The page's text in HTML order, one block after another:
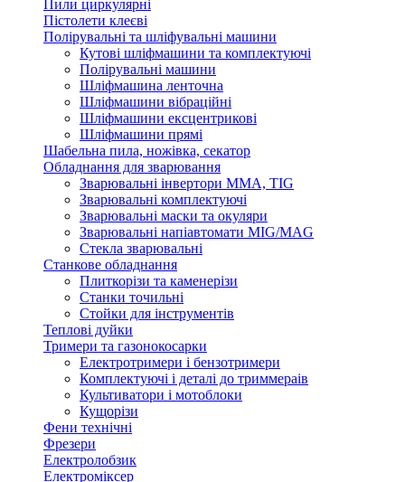
Пили циркулярні
Пістолети клеєві
Полірувальні та шліфувальні машини
Кутові шліфмашини та комплектуючі
Полірувальні машини
Шліфмашина ленточна
Шліфмашини вібраційні
Шліфмашини ексцентрикові
Шліфмашини прямі
Шабельна пила, ножівка, секатор
Обладнання для зварювання
Зварювальні інвертори ММА, TIG
Зварювальні комплектуючі
Зварювальні маски та окуляри
Зварювальні напіавтомати MIG/MAG
Стекла зварювальні
Станкове обладнання
Плиткорізи та каменерізи
Станки точильні
Стойки для інструментів
Теплові дуйки
Тримери та газонокосарки
Електротримери і бензотримери
Комплектуючі і деталі до триммераів
Культиватори і мотоблоки
Кущорізи
Фени технічні
Фрезери
Електролобзик
Електроміксер